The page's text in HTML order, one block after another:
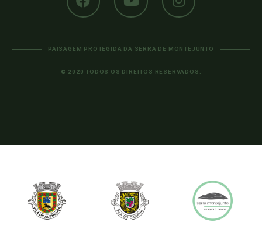
PAISAGEM PROTEGIDA DA SERRA DE MONTEJUNTO
© 2020 TODOS OS DIREITOS RESERVADOS.